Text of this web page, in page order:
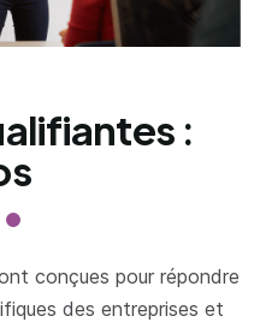
:
conçues pour répondre
des entreprises et